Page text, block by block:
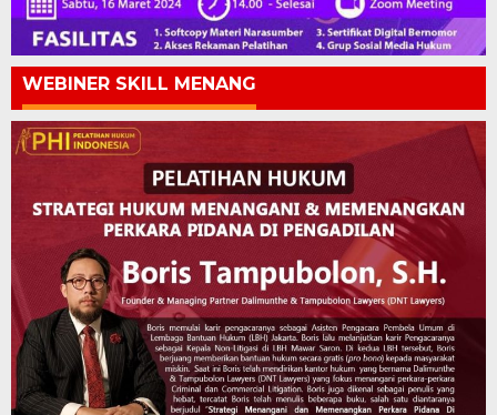
WEBINER SKILL MENANG